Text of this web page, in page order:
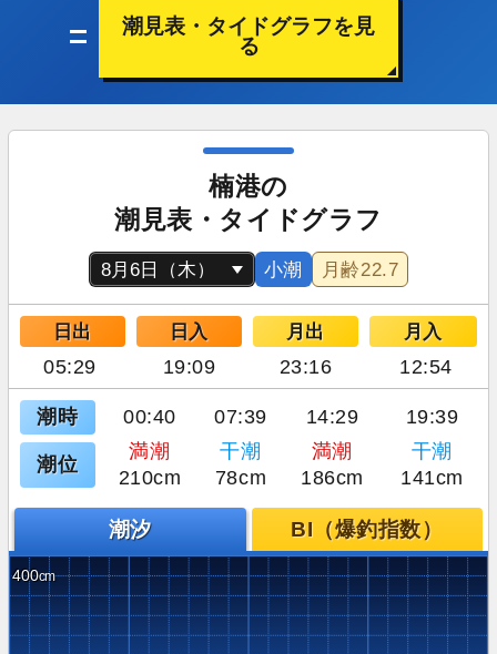
潮見表・タイドグラフを見
る
楠港の
潮見表・タイドグラフ
小潮 月齢22.7
日出 日入 月出 月入
05:29 19:09 23:16 12:54
潮時 00:40 07:39 14:29 19:39
潮位
満潮 干潮 満潮
干潮
210cm
78cm 186cm 141cm
潮汐 BI（爆釣指数）
400